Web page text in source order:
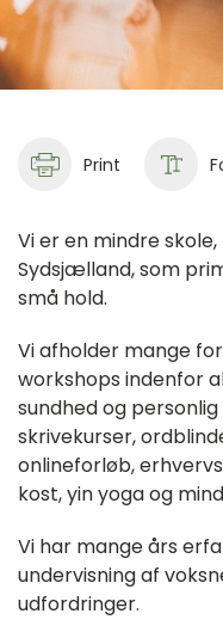
Print
Vi er en mindre
Sydsjælland, som
små hold.
Vi afholder mange
workshops indenfor
sundhed og
skrivekurser,
onlineforløb,
kost, yin yoga og
Vi har mange års
undervisning af
udfordringer.